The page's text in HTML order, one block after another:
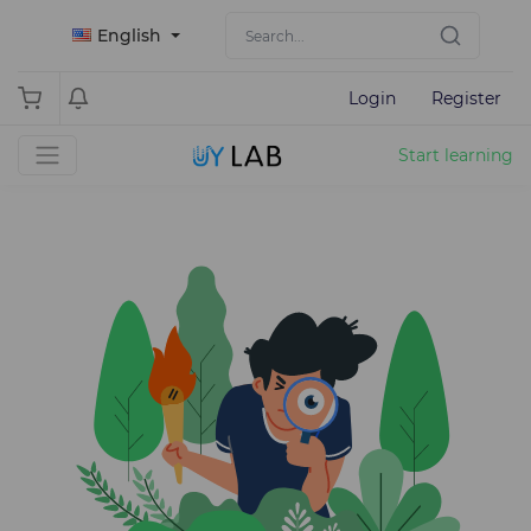
English
Login Register
Start learning